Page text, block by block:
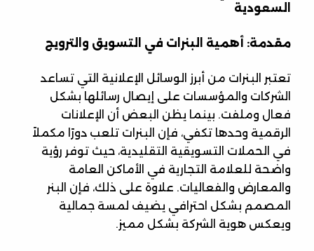
السعودية
مقدمة: أهمية البنرات في التسويق والترويج
تعتبر البنرات من أبرز الوسائل الإعلانية التي تساعد
الشركات والمؤسسات على إيصال رسائلها بشكل
فعال وملفت. بينما يظن البعض أن الإعلانات
الرقمية وحدها تكفي، فإن البنرات تلعب دورًا مكملاً
في الحملات التسويقية التقليدية، حيث توفر رؤية
واضحة للعلامة التجارية في الأماكن العامة
والمعارض والفعاليات. علاوة على ذلك، فإن البنر
المصمم بشكل احترافي يضيف لمسة جمالية
ويعكس هوية الشركة بشكل مميز.